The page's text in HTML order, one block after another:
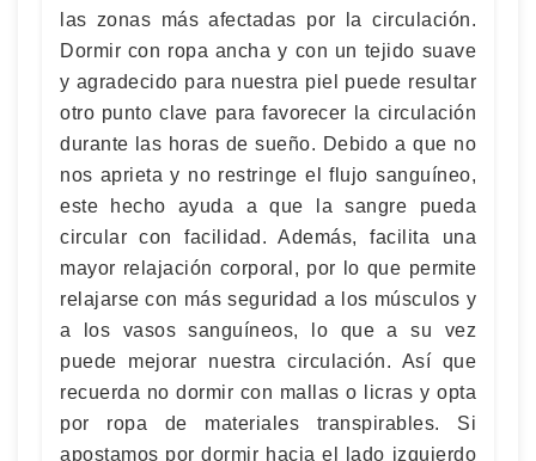
las zonas más afectadas por la circulación.
Dormir con ropa ancha y con un tejido suave
y agradecido para nuestra piel puede resultar
otro punto clave para favorecer la circulación
durante las horas de sueño. Debido a que no
nos aprieta y no restringe el flujo sanguíneo,
este hecho ayuda a que la sangre pueda
circular con facilidad. Además, facilita una
mayor relajación corporal, por lo que permite
relajarse con más seguridad a los músculos y
a los vasos sanguíneos, lo que a su vez
puede mejorar nuestra circulación. Así que
recuerda no dormir con mallas o licras y opta
por ropa de materiales transpirables. Si
apostamos por dormir hacia el lado izquierdo